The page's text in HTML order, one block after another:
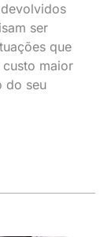
ser
que
maior
do seu